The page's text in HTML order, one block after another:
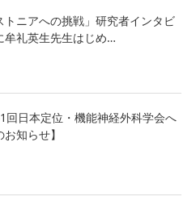
トニアへの挑戦」研究者インタビ
牟礼英生先生はじめ…
回日本定位・機能神経外科学会へ
知らせ】